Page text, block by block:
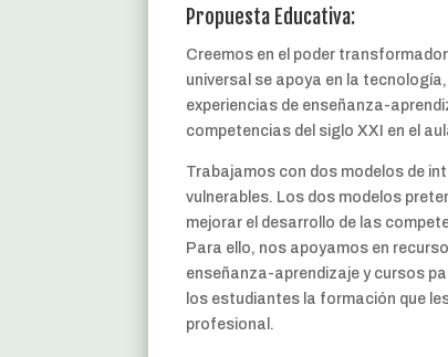
Propuesta Educativa:
Creemos en el poder
universal se apoya en la
experiencias de enseñanza-
competencias del siglo XXI en el
Trabajamos con dos modelos de
vulnerables. Los dos modelos
mejorar el desarrollo de las
Para ello, nos apoyamos en
enseñanza-aprendizaje y cursos
los estudiantes la formación que
profesional.